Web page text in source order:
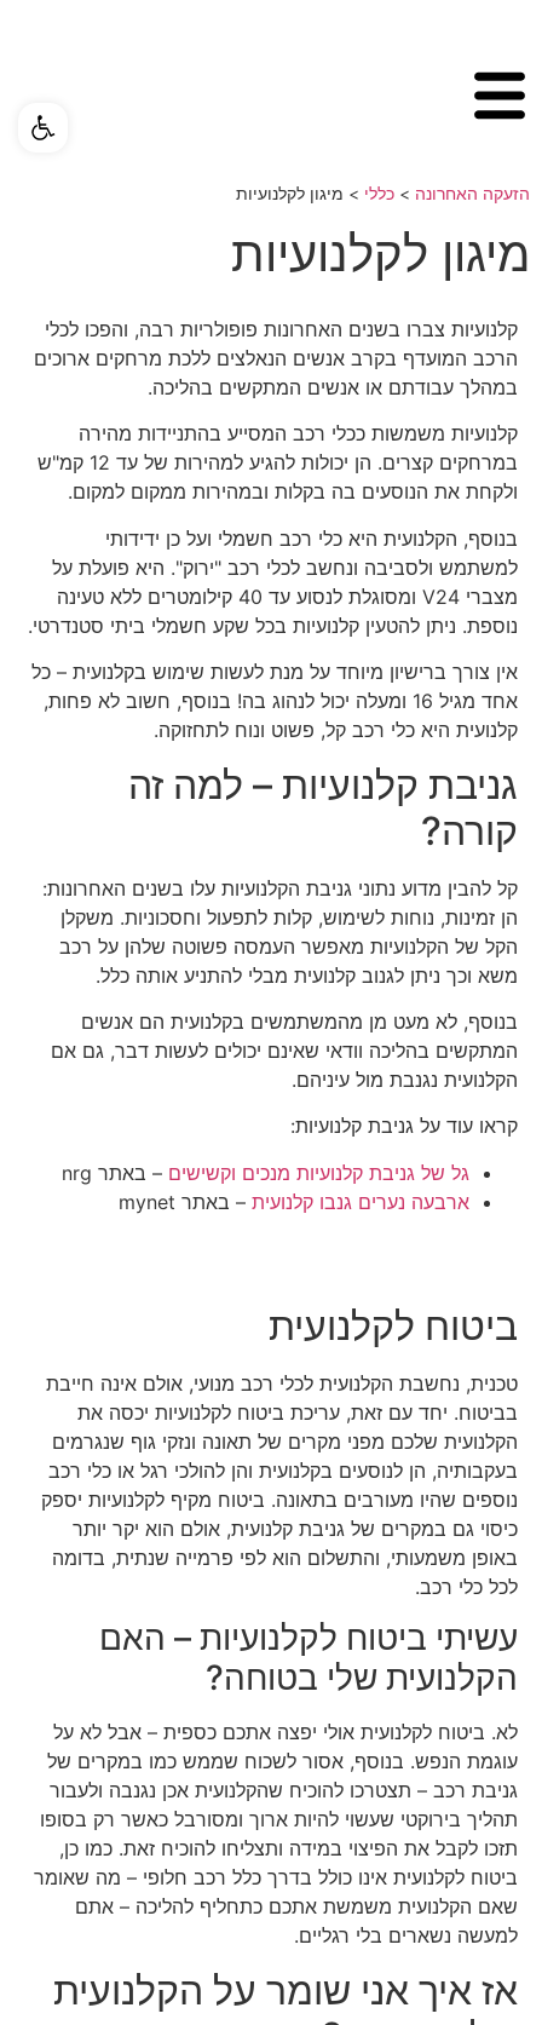
הזעקה האחרונה > כללי > מיגון לקלנועיות
מיגון לקלנועיות
קלנועיות צברו בשנים האחרונות פופולריות רבה, והפכו לכלי
הרכב המועדף בקרב אנשים הנאלצים ללכת מרחקים ארוכים
במהלך עבודתם או אנשים המתקשים בהליכה.
קלנועיות משמשות ככלי רכב המסייע בהתניידות מהירה
במרחקים קצרים. הן יכולות להגיע למהירות של עד 12 קמ"ש
ולקחת את הנוסעים בה בקלות ובמהירות ממקום למקום.
בנוסף, הקלנועית היא כלי רכב חשמלי ועל כן ידידותי
למשתמש ולסביבה ונחשב לכלי רכב "ירוק". היא פועלת על
מצברי V24 ומסוגלת לנסוע עד 40 קילומטרים ללא טעינה
נוספת. ניתן להטעין קלנועיות בכל שקע חשמלי ביתי סטנדרטי.
אין צורך ברישיון מיוחד על מנת לעשות שימוש בקלנועית – כל
אחד מגיל 16 ומעלה יכול לנהוג בה! בנוסף, חשוב לא פחות,
קלנועית היא כלי רכב קל, פשוט ונוח לתחזוקה.
גניבת קלנועיות – למה זה
קורה?
קל להבין מדוע נתוני גניבת הקלנועיות עלו בשנים האחרונות:
הן זמינות, נוחות לשימוש, קלות לתפעול וחסכוניות. משקלן
הקל של הקלנועיות מאפשר העמסה פשוטה שלהן על רכב
משא וכך ניתן לגנוב קלנועית מבלי להתניע אותה כלל.
בנוסף, לא מעט מן מהמשתמשים בקלנועית הם אנשים
המתקשים בהליכה וודאי שאינם יכולים לעשות דבר, גם אם
הקלנועית נגנבת מול עיניהם.
קראו עוד על גניבת קלנועיות:
גל של גניבת קלנועיות מנכים וקשישים – באתר nrg
ארבעה נערים גנבו קלנועית – באתר mynet
ביטוח לקלנועית
טכנית, נחשבת הקלנועית לכלי רכב מנועי, אולם אינה חייבת
בביטוח. יחד עם זאת, עריכת ביטוח לקלנועיות יכסה את
הקלנועית שלכם מפני מקרים של תאונה ונזקי גוף שנגרמים
בעקבותיה, הן לנוסעים בקלנועית והן להולכי רגל או כלי רכב
נוספים שהיו מעורבים בתאונה. ביטוח מקיף לקלנועיות יספק
כיסוי גם במקרים של גניבת קלנועית, אולם הוא יקר יותר
באופן משמעותי, והתשלום הוא לפי פרמייה שנתית, בדומה
לכל כלי רכב.
עשיתי ביטוח לקלנועיות – האם
הקלנועית שלי בטוחה?
לא. ביטוח לקלנועית אולי יפצה אתכם כספית – אבל לא על
עוגמת הנפש. בנוסף, אסור לשכוח שממש כמו במקרים של
גניבת רכב – תצטרכו להוכיח שהקלנועית אכן נגנבה ולעבור
תהליך בירוקטי שעשוי להיות ארוך ומסורבל כאשר רק בסופו
תזכו לקבל את הפיצוי במידה ותצליחו להוכיח זאת. כמו כן,
ביטוח לקלנועית אינו כולל בדרך כלל רכב חלופי – מה שאומר
שאם הקלנועית משמשת אתכם כתחליף להליכה – אתם
למעשה נשארים בלי רגליים.
אז איך אני שומר על הקלנועית